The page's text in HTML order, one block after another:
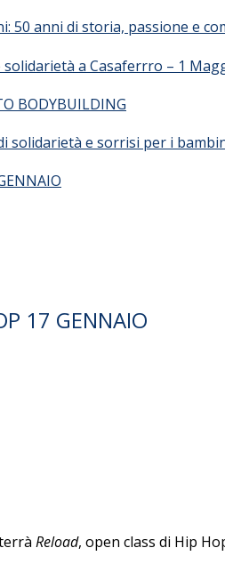
50 anni di storia, passione e
a Casaferrro – 1
BODYBUILDING
solidarietà e sorrisi per i
17 GENNAIO
Reload, open class di Hip